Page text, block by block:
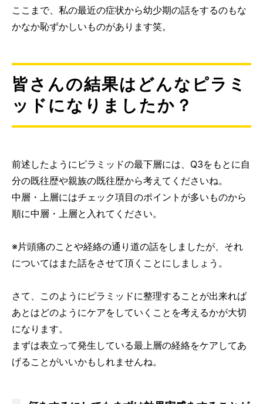
ここまで、私の最近の症状から幼少期の話をするのもな
かなか恥ずかしいものがあります笑。
皆さんの結果はどんなピラミ
ッドになりましたか？
前述したようにピラミッドの最下層には、Q3をもとに自
分の既往歴や親族の既往歴から考えてくださいね。
中層・上層にはチェック項目のポイントが多いものから
順に中層・上層と入れてください。
※片頭痛のことや経絡の通り道の話をしましたが、それ
についてはまた話をさせて頂くことにしましょう。
さて、このようにピラミッドに整理することが出来れば
あとはどのようにケアをしていくことを考えるかが大切
になります。
まずは表立って発生している最上層の経絡をケアしてあ
げることがいいかもしれませんね。